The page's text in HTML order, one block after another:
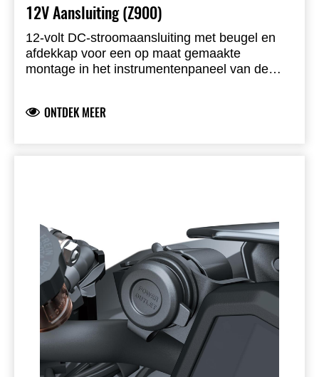
12V Aansluiting (Z900)
12-volt DC-stroomaansluiting met beugel en
afdekkap voor een op maat gemaakte
montage in het instrumentenpaneel van de
ONTDEK MEER